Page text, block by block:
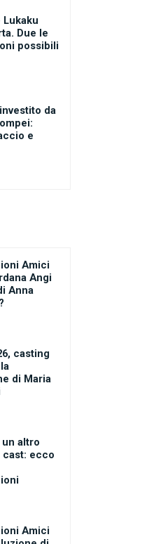
Lukaku
Due le
possibili
da
e
Amici
Angi
Anna
casting
di Maria
un altro
cast: ecco
Amici